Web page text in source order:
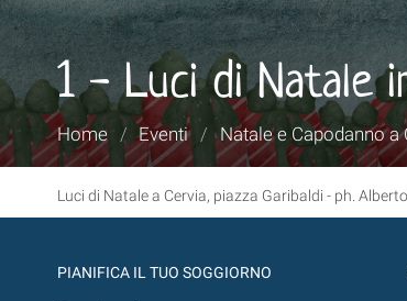
1 - Luci di Natale
Tu
sei
qui:
Home / Eventi / Natale e Capodanno
Luci di Natale a Cervia, piazza Garibaldi - ph.
PIANIFICA IL TUO SOGGIORNO